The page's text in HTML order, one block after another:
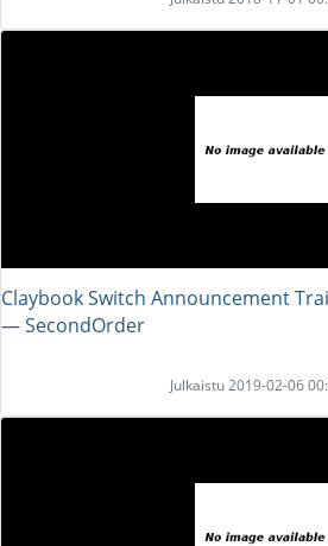
Claybook Switch Announcement
― SecondOrder
Julkaistu 2019-02-06